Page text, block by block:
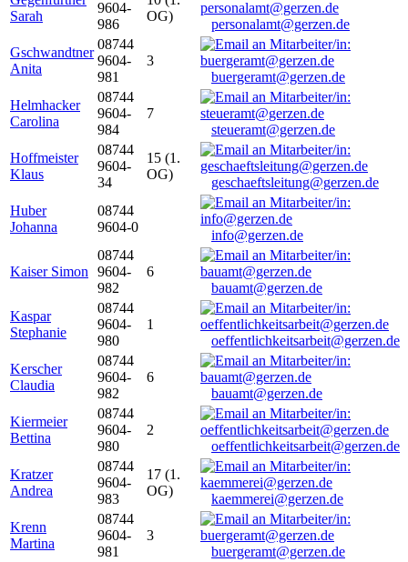
Sarah
9604-
986
OG)
personalamt@gerzen.de
Gschwandtner
Anita
08744
9604-
981
3
buergeramt@gerzen.de
Helmhacker
Carolina
08744
9604-
984
7
steueramt@gerzen.de
Hoffmeister
Klaus
08744
9604-
34
15 (1.
OG)
geschaeftsleitung@gerzen.de
Huber
Johanna
08744
9604-0
info@gerzen.de
Kaiser Simon
08744
9604-
982
6
bauamt@gerzen.de
Kaspar
Stephanie
08744
9604-
980
1
oeffentlichkeitsarbeit@gerzen.de
Kerscher
Claudia
08744
9604-
982
6
bauamt@gerzen.de
Kiermeier
Bettina
08744
9604-
980
2
oeffentlichkeitsarbeit@gerzen.de
Kratzer
Andrea
08744
9604-
983
17 (1.
OG)
kaemmerei@gerzen.de
Krenn
Martina
08744
9604-
981
3
buergeramt@gerzen.de